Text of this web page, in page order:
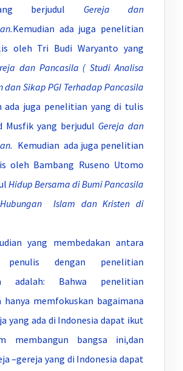
berjudul Gereja dan
Kemudian ada juga penelitian
oleh Tri Budi Waryanto yang
dan Pancasila ( Studi Analisa
dan Sikap PGI Terhadap Pancasila
ada juga penelitian yang di tulis
Musfik yang berjudul Gereja dan
Kemudian ada juga penelitian
oleh Bambang Ruseno Utomo
Hidup Bersama di Bumi Pancasila
Islam dan Kristen di
yang membedakan antara
penulis dengan penelitian
adalah: Bahwa penelitian
hanya memfokuskan bagaimana
yang ada di Indonesia dapat ikut
membangun bangsa ini,dan
–gereja yang di Indonesia dapat